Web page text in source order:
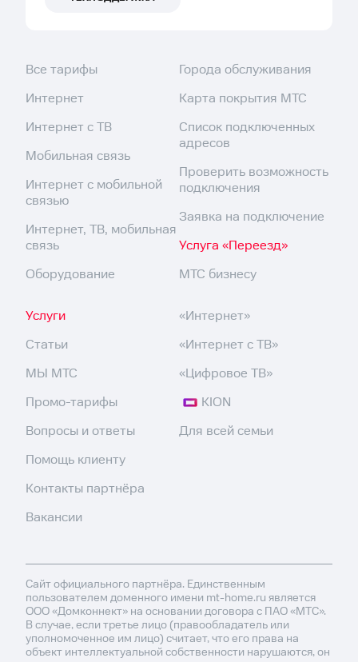
Все тарифы
Интернет
Интернет с ТВ
Мобильная связь
Интернет с мобильной
связью
Интернет, ТВ, мобильная
связь
Оборудование
Города обслуживания
Карта покрытия МТС
Список подключенных
адресов
Проверить возможность
подключения
Заявка на подключение
Услуга «Переезд»
МТС бизнесу
Услуги
Статьи
МЫ МТС
Промо-тарифы
Вопросы и ответы
Помощь клиенту
Контакты партнёра
Вакансии
«Интернет»
«Интернет с ТВ»
«Цифровое ТВ»
KION
Для всей семьи
Сайт официального партнёра. Единственным
пользователем доменного имени mt-home.ru является
ООО «Домконнект» на основании договора с ПАО «МТС».
В случае, если третье лицо (правообладатель или
уполномоченное им лицо) считает, что его права на
объект интеллектуальной собственности нарушаются, он